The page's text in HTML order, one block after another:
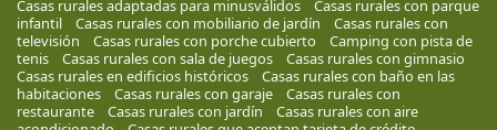
Casas rurales adaptadas para minusválidos
Casas rurales con parque
infantil
Casas rurales con mobiliario de jardín
Casas rurales con
televisión
Casas rurales con porche cubierto
Camping con pista de
tenis
Casas rurales con sala de juegos
Casas rurales con gimnasio
Casas rurales en edificios históricos
Casas rurales con baño en las
habitaciones
Casas rurales con garaje
Casas rurales con
restaurante
Casas rurales con jardín
Casas rurales con aire